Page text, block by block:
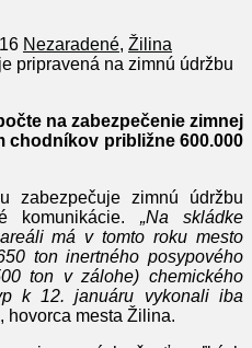
Nezaradené, Žilina
pripravená na zimnú údržbu
na zabezpečenie zimnej
chodníkov približne 600.000
zabezpečuje zimnú údržbu
komunikácie. „Na skládke
má v tomto roku mesto
ton inertného posypového
ton v zálohe) chemického
k 12. januáru vykonali iba
mesta Žilina.